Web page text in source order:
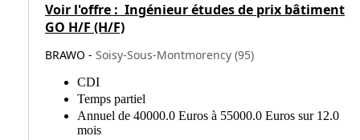
Voir l'offre : Ingénieur études de prix bâtiment
GO H/F (H/F)
BRAWO - Soisy-Sous-Montmorency (95)
CDI
Temps partiel
Annuel de 40000.0 Euros à 55000.0 Euros sur 12.0
mois